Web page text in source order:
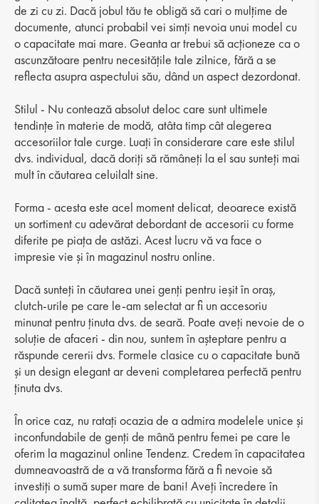
de zi cu zi. Dacă jobul tău te obligă să cari o mulțime de
documente, atunci probabil vei simți nevoia unui model cu
o capacitate mai mare. Geanta ar trebui să acționeze ca o
ascunzătoare pentru necesitățile tale zilnice, fără a se
reflecta asupra aspectului său, dând un aspect dezordonat.
Stilul - Nu contează absolut deloc care sunt ultimele
tendințe în materie de modă, atâta timp cât alegerea
accesoriilor tale curge. Luați în considerare care este stilul
dvs. individual, dacă doriți să rămâneți la el sau sunteți mai
mult în căutarea celuilalt sine.
Forma - acesta este acel moment delicat, deoarece există
un sortiment cu adevărat debordant de accesorii cu forme
diferite pe piața de astăzi. Acest lucru vă va face o
impresie vie și în magazinul nostru online.
Dacă sunteți în căutarea unei genți pentru ieșit în oraș,
clutch-urile pe care le-am selectat ar fi un accesoriu
minunat pentru ținuta dvs. de seară. Poate aveți nevoie de o
soluție de afaceri - din nou, suntem în așteptare pentru a
răspunde cererii dvs. Formele clasice cu o capacitate bună
și un design elegant ar deveni completarea perfectă pentru
ținuta dvs.
În orice caz, nu ratați ocazia de a admira modelele unice și
inconfundabile de genți de mână pentru femei pe care le
oferim la magazinul online Tendenz. Credem în capacitatea
dumneavoastră de a vă transforma fără a fi nevoie să
investiți o sumă super mare de bani! Aveți încredere în